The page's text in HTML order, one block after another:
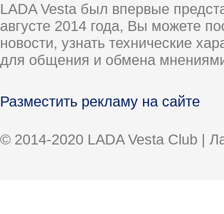
LADA Vesta был впервые
августе 2014 года, Вы можете
новости, узнать технические
для общения и обмена
Разместить рекламу на сайте
© 2014-2020 LADA Vesta Club |